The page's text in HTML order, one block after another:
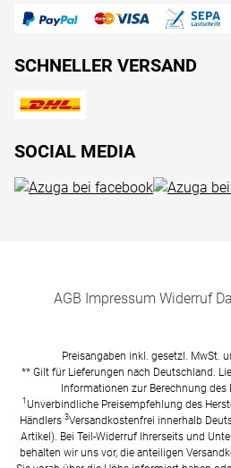
SCHNELLER VERSAND
SOCIAL MEDIA
AGB Impressum Widerruf
Preisangaben inkl. gesetzl. MwSt.
** Gilt für Lieferungen nach Deutschland.
Informationen zur Berechnung des
1 Unverbindliche Preisempfehlung des
Händlers 3Versandkostenfrei innerhalb
Artikel). Bei Teil-Widerruf Ihrerseits und
behalten wir uns vor, die anteiligen